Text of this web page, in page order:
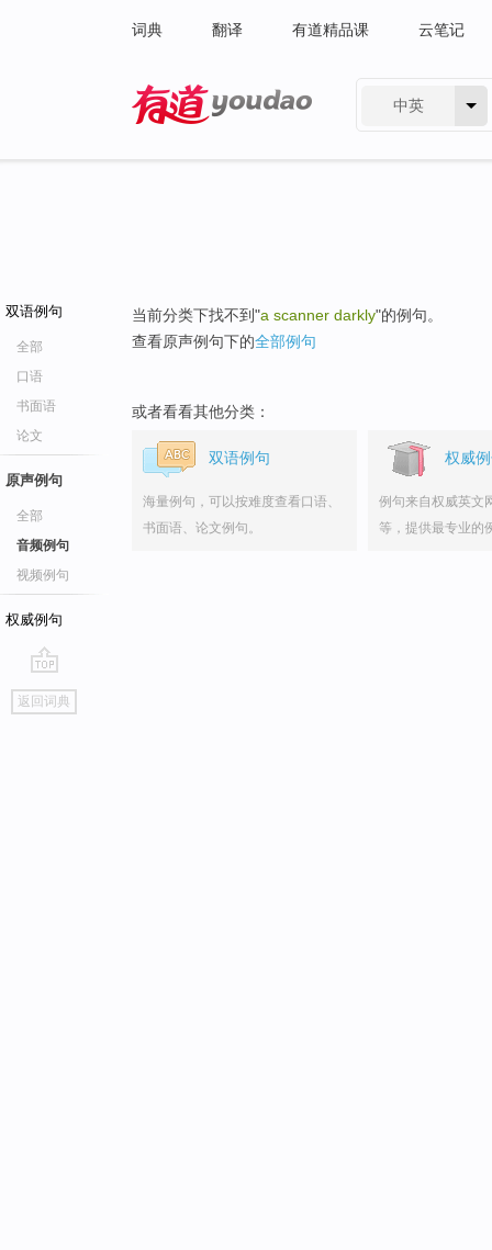
词典 翻译 有道精品课 云笔记
中英
双语例句
全部
口语
书面语
论文
原声例句
全部
音频例句
视频例句
权威例句
go
top
返回词典
当前分类下找不到"a scanner darkly"的例句。
查看原声例句下的全部例句
或者看看其他分类：
双语例句
海量例句，可以按难度查看口语、
书面语、论文例句。
权威
例句来自权威英文
等，提供最专业的